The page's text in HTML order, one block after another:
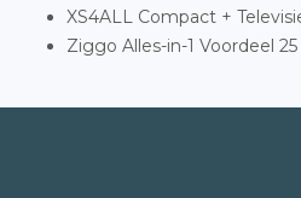
XS4ALL Compact +
Ziggo Alles-in-1 Voordeel